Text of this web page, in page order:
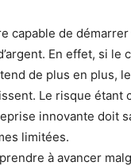
capable de
En effet, si le
de plus en plus,
Le risque étant
innovante doit
limitées.
à avancer